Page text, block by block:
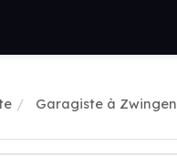
Garagiste à Zwingen